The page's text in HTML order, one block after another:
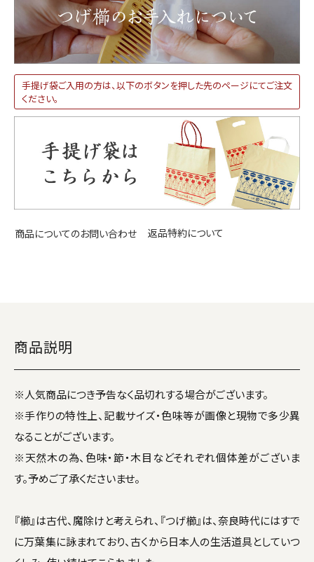
手提げ袋ご入用の方は、以下のボタンを押した先のページにてご注文
ください。
商品についてのお問い合わせ 返品特約について
商品説明
※人気商品につき予告なく品切れする場合がございます。
※手作りの特性上、記載サイズ・色味等が画像と現物で多少異
なることがございます。
※天然木の為、色味・節・木目などそれぞれ個体差がございま
す。予めご了承くださいませ。
『櫛』は古代、魔除けと考えられ、『つげ櫛』は、奈良時代にはすで
に万葉集に詠まれており、古くから日本人の生活道具としていつ